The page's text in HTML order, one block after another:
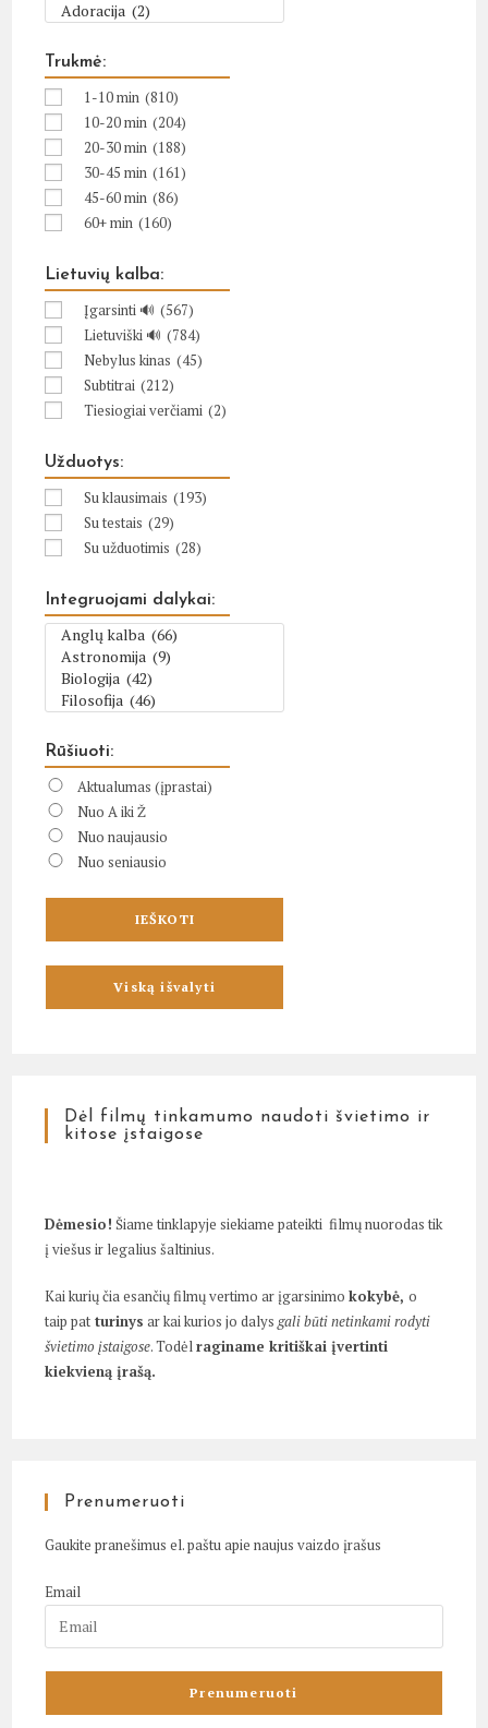
Trukmė:
1-10 min (810)
10-20 min (204)
20-30 min (188)
30-45 min (161)
45-60 min (86)
60+ min (160)
Lietuvių kalba:
Įgarsinti 🔊 (567)
Lietuviški 🔊 (784)
Nebylus kinas (45)
Subtitrai (212)
Tiesiogiai verčiami (2)
Užduotys:
Su klausimais (193)
Su testais (29)
Su užduotimis (28)
Integruojami dalykai:
Rūšiuoti:
Aktualumas (įprastai)
Nuo A iki Ž
Nuo naujausio
Nuo seniausio
Dėl filmų tinkamumo naudoti švietimo ir
kitose įstaigose
Dėmesio! Šiame tinklapyje siekiame pateikti filmų nuorodas tik
į viešus ir legalius šaltinius.
Kai kurių čia esančių filmų vertimo ar įgarsinimokokybė,o
taip pat turinys ar kai kurios jo dalysgali būti netinkami rodyti
švietimo įstaigose. Todėlraginame kritiškai įvertinti
kiekvieną įrašą.
Prenumeruoti
Gaukite pranešimus el. paštu apie naujus vaizdo įrašus
Email